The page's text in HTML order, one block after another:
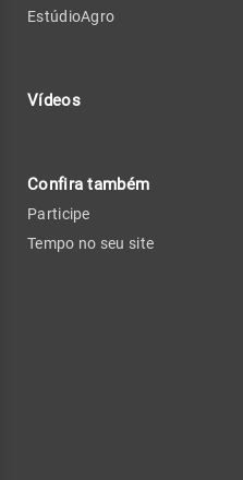
EstúdioAgro
Vídeos
Confira também
Participe
Tempo no seu site